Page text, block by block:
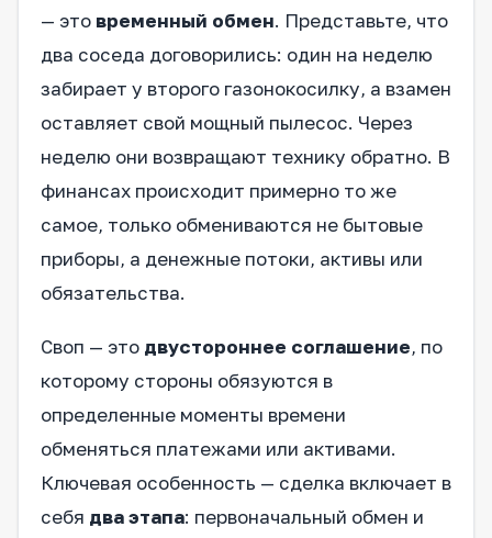
— это временный обмен. Представьте, что
два соседа договорились: один на неделю
забирает у второго газонокосилку, а взамен
оставляет свой мощный пылесос. Через
неделю они возвращают технику обратно. В
финансах происходит примерно то же
самое, только обмениваются не бытовые
приборы, а денежные потоки, активы или
обязательства.
Своп — это двустороннее соглашение, по
которому стороны обязуются в
определенные моменты времени
обменяться платежами или активами.
Ключевая особенность — сделка включает в
себя два этапа: первоначальный обмен и